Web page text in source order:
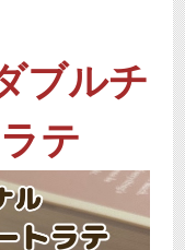
ブルチ
テ